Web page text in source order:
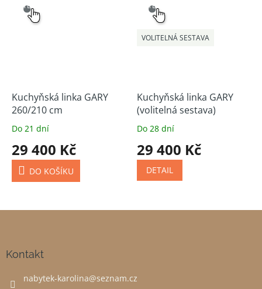
VÝBĚR
Kuchyňská linka GARY
260/210 cm
Do 21 dní
29 400 Kč
DO KOŠÍKU
VOLITELNÁ SESTAVA
VÝBĚR
Kuchyňská linka GARY
(volitelná sestava)
Do 28 dní
29 400 Kč
DETAIL
Kontakt
nabytek-karolina@seznam.cz